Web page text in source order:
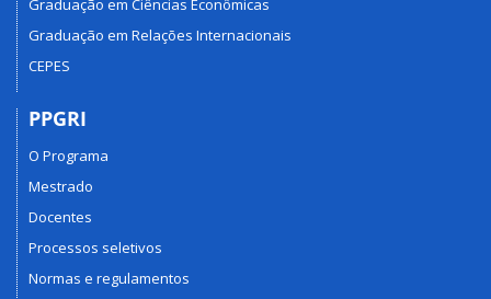
Graduação em Relações Internacionais
CEPES
PPGRI
O Programa
Mestrado
Docentes
Processos seletivos
Normas e regulamentos